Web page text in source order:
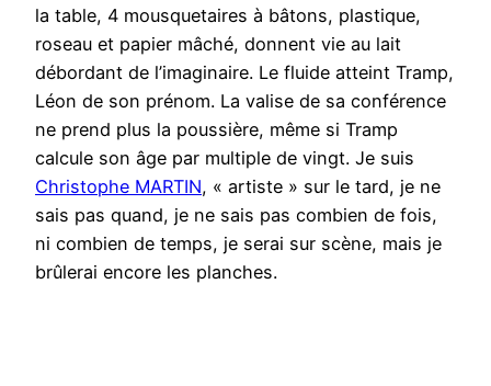
la table, 4 mousquetaires à bâtons, plastique,
roseau et papier mâché, donnent vie au lait
débordant de l’imaginaire. Le fluide atteint Tramp,
Léon de son prénom. La valise de sa conférence
ne prend plus la poussière, même si Tramp
calcule son âge par multiple de vingt. Je suis
Christophe MARTIN, « artiste » sur le tard, je ne
sais pas quand, je ne sais pas combien de fois,
ni combien de temps, je serai sur scène, mais je
brûlerai encore les planches.